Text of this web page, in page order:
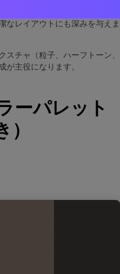
なレイアウトにも深みを与えま
チャ（粒子、ハーフトーン、
主役になります。
ーパレット